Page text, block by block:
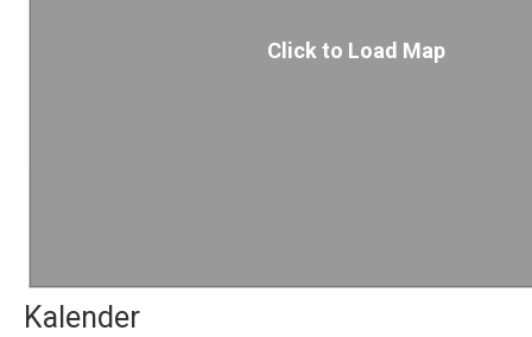
Click to Load Map
Kalender